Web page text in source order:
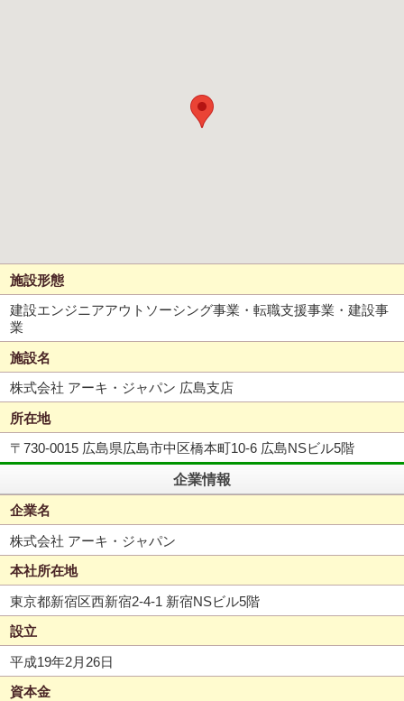
施設形態
建設エンジニアアウトソーシング事業・転職支援事業・建設事
業
施設名
株式会社 アーキ・ジャパン 広島支店
所在地
〒730-0015 広島県広島市中区橋本町10-6 広島NSビル5階
企業情報
企業名
株式会社 アーキ・ジャパン
本社所在地
東京都新宿区西新宿2-4-1 新宿NSビル5階
設立
平成19年2月26日
資本金